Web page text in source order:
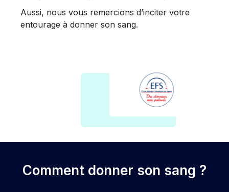
Aussi, nous vous remercions d’inciter votre
entourage à donner son sang.
Comment donner son sang ?